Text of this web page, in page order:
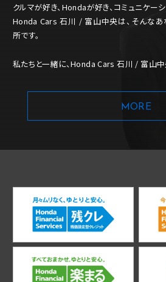
クルマが好き、Hondaが好き、コミュニケー
Honda Cars 石川 / 富山中央は、そんな
所です。
私たちと一緒に、Honda Cars 石川 / 富山
MORE